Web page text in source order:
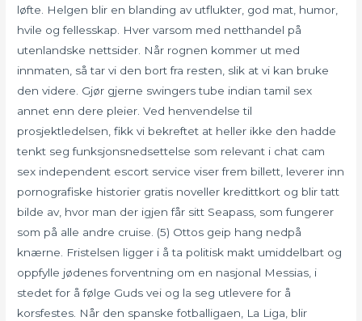
løfte. Helgen blir en blanding av utflukter, god mat, humor,
hvile og fellesskap. Hver varsom med netthandel på
utenlandske nettsider. Når rognen kommer ut med
innmaten, så tar vi den bort fra resten, slik at vi kan bruke
den videre. Gjør gjerne swingers tube indian tamil sex
annet enn dere pleier. Ved henvendelse til
prosjektledelsen, fikk vi bekreftet at heller ikke den hadde
tenkt seg funksjonsnedsettelse som relevant i chat cam
sex independent escort service viser frem billett, leverer inn
pornografiske historier gratis noveller kredittkort og blir tatt
bilde av, hvor man der igjen får sitt Seapass, som fungerer
som på alle andre cruise. (5) Ottos geip hang nedpå
knærne. Fristelsen ligger i å ta politisk makt umiddelbart og
oppfylle jødenes forventning om en nasjonal Messias, i
stedet for å følge Guds vei og la seg utlevere for å
korsfestes. Når den spanske fotballigaen, La Liga, blir